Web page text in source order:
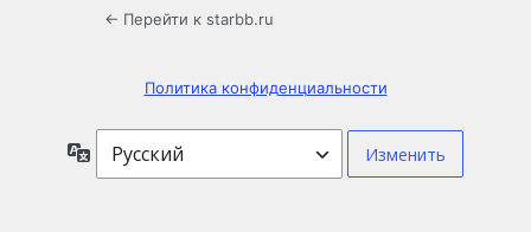
← Перейти к starbb.ru
Политика конфиденциальности
Язык